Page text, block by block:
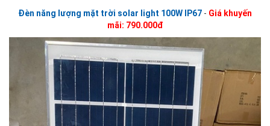
Đèn năng lượng mặt trời solar light 100W IP67 - Giá khuyến
mãi: 790.000đ